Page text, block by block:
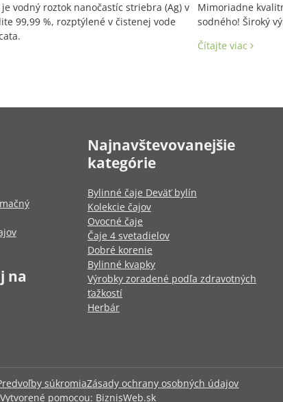
vodný roztok nanočastíc striebra (Ag) v
99,99 %, rozptýlené v čistenej vode
Mimoriadne
sodného! Široký
Čítajte viac
na
Najnavštevovanejšie
kategórie
Bylinné čaje Deväť bylín
Kolekcie čajov
Ovocné čaje
Čaje 4 svetadielov
Dobré korenie
Bylinné kvapky
Výrobky zoradené podľa zdravotných
ťažkostí
Herbár
súkromiaZásady ochrany osobných údajov
Vytvorené pomocou: BiznisWeb.sk